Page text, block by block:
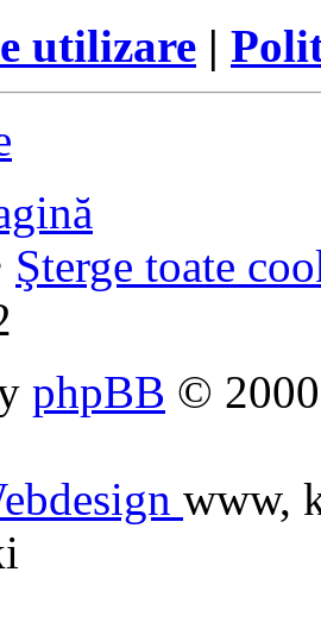
utilizare |
Şterge toate
phpBB ©
www,